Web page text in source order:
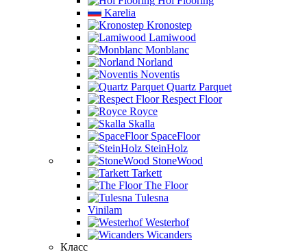
Karelia
Kronostep
Lamiwood
Monblanc
Norland
Noventis
Quartz Parquet
Respect Floor
Royce
Skalla
SpaceFloor
SteinHolz
StoneWood
Tarkett
The Floor
Tulesna
Vinilam
Westerhof
Wicanders
Класс